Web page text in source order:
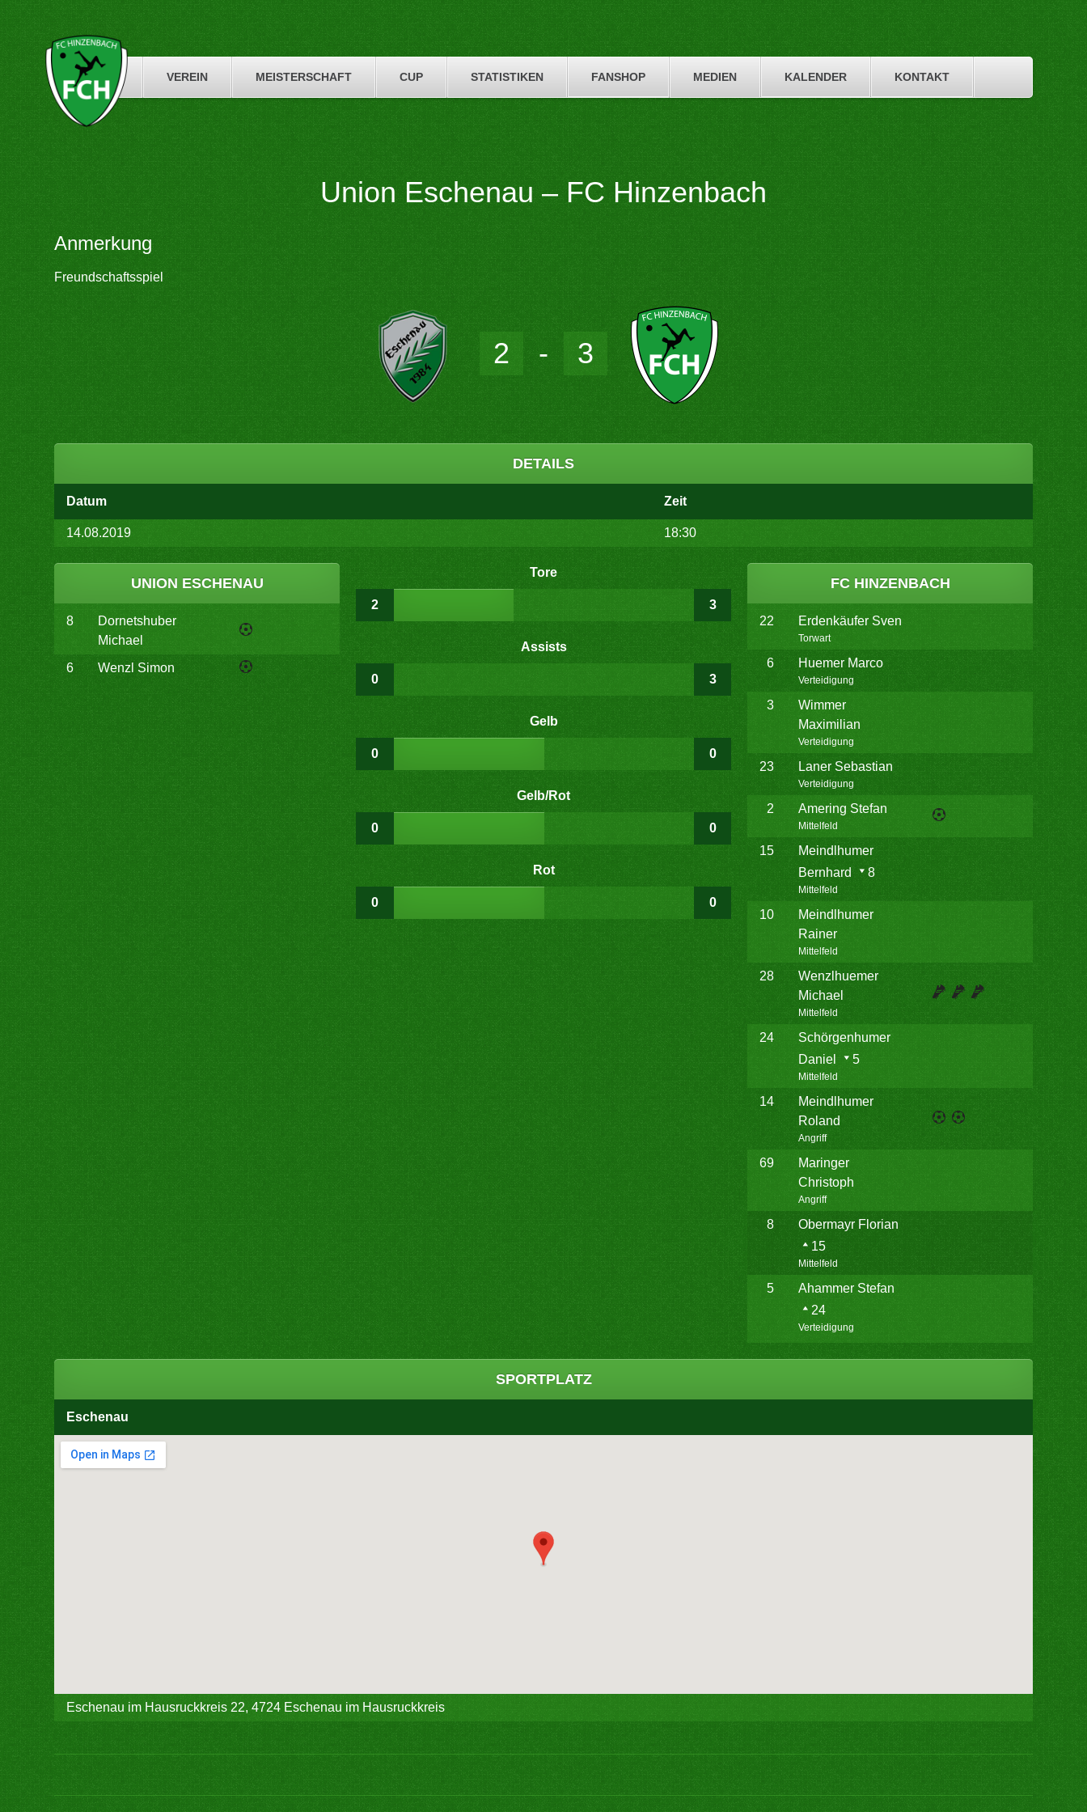
VEREIN MEISTERSCHAFT CUP STATISTIKEN FANSHOP MEDIEN KALENDER KONTAKT
Union Eschenau – FC Hinzenbach
Anmerkung
Freundschaftsspiel
2 - 3
DETAILS
Datum Zeit
14.08.2019 18:30
UNION ESCHENAU
8
Dornetshuber
Michael
6
Wenzl Simon
FC HINZENBACH
22 Erdenkäufer Sven
Torwart
6 Huemer Marco
Verteidigung
3
Wimmer
Maximilian
Verteidigung
23 Laner Sebastian
Verteidigung
2 Amering Stefan
Mittelfeld
15
Meindlhumer
Bernhard
8
Mittelfeld
10
Meindlhumer
Rainer
Mittelfeld
28
Wenzlhuemer
Michael
Mittelfeld
24
Schörgenhumer
Daniel
5
Mittelfeld
14
Meindlhumer
Roland
Angriff
69
Maringer
Christoph
Angriff
8
Obermayr Florian
15
Mittelfeld
5
Ahammer Stefan
24
Verteidigung
Tore
2 3
Assists
0 3
Gelb
0 0
Gelb/Rot
0 0
Rot
0 0
SPORTPLATZ
Eschenau
Eschenau im Hausruckkreis 22, 4724 Eschenau im Hausruckkreis